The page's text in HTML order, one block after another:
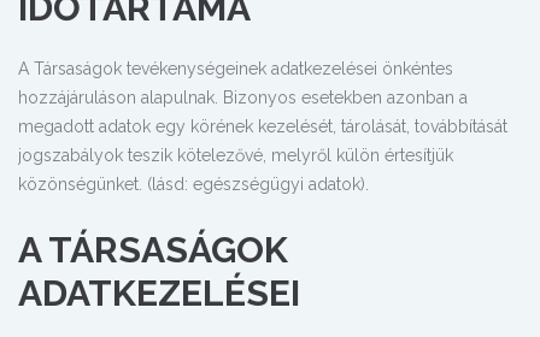
A Társaságok tevékenységeinek adatkezelései önkéntes
hozzájáruláson alapulnak. Bizonyos esetekben azonban a
megadott adatok egy körének kezelését, tárolását, továbbítását
jogszabályok teszik kötelezővé, melyről külön értesítjük
közönségünket. (lásd: egészségügyi adatok).
A TÁRSASÁGOK
ADATKEZELÉSEI